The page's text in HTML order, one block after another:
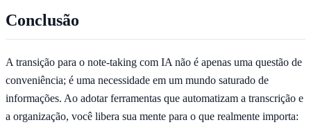
Conclusão
A transição para o note-taking com IA não é apenas uma questão de
conveniência; é uma necessidade em um mundo saturado de
informações. Ao adotar ferramentas que automatizam a transcrição e
a organização, você libera sua mente para o que realmente importa: